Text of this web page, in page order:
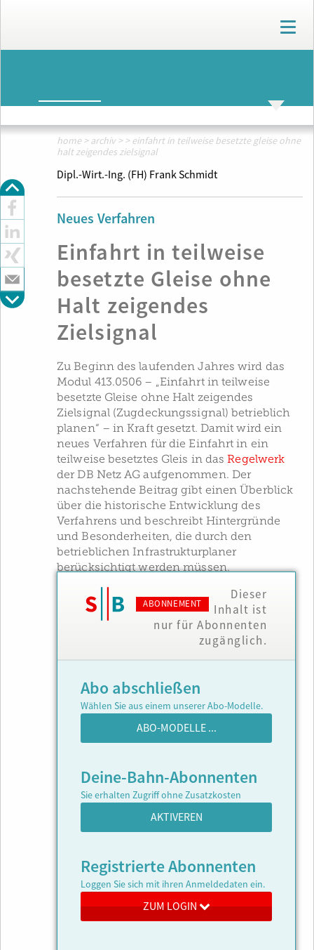
T
o
g
n
v
ARCHIV
home >archiv >>einfahrt in teilweise besetzte gleise ohne
halt zeigendes zielsignal
Dipl.-Wirt.-Ing. (FH) Frank Schmidt
Neues Verfahren
Einfahrt in teilweise
besetzte Gleise ohne
Halt zeigendes
Zielsignal
Zu Beginn des laufenden Jahres wird das
Modul 413.0506 – „Einfahrt in teilweise
besetzte Gleise ohne Halt zeigendes
Zielsignal (Zugdeckungssignal) betrieblich
planen“ – in Kraft gesetzt. Damit wird ein
neues Verfahren für die Einfahrt in ein
teilweise besetztes Gleis in dasRegelwerk
der DB Netz AG aufgenommen. Der
nachstehende Beitrag gibt einen Überblick
über die historische Entwicklung des
Verfahrens und beschreibt Hintergründe
und Besonderheiten, die durch den
betrieblichen Infrastrukturplaner
berücksichtigt werden müssen.
ABONNEMENT
Dieser
Inhalt ist
nur für Abonnenten
zugänglich.
Abo abschließen
Wählen Sie aus einem unserer Abo-Modelle.
ABO-MODELLE ...
Deine-Bahn-Abonnenten
Sie erhalten Zugriff ohne Zusatzkosten
AKTIVEREN
Registrierte Abonnenten
Loggen Sie sich mit ihren Anmeldedaten ein.
ZUM LOGIN